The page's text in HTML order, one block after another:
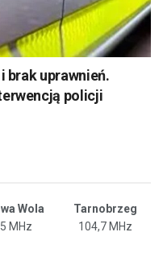
brak uprawnień.
policji
Wola
Tarnobrzeg
MHz 104,7 MHz